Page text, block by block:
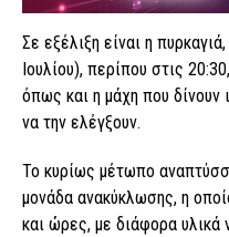
Σε εξέλιξη είναι η
Ιουλίου), περίπου στις
όπως και η μάχη που δίνουν
να την ελέγξουν.
Το κυρίως μέτωπο
μονάδα ανακύκλωσης, η
και ώρες, με διάφορα